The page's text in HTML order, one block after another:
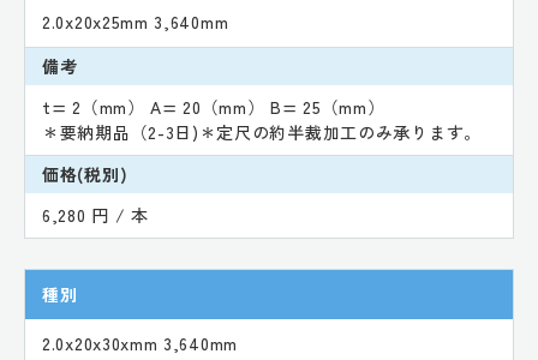
2.0x20x25mm 3,640mm
備考
t= 2（mm） A= 20（mm） B= 25（mm）
＊要納期品（2-3日)＊定尺の約半裁加工のみ承ります。
価格(税別)
6,280 円 / 本
種別
2.0x20x30xmm 3,640mm